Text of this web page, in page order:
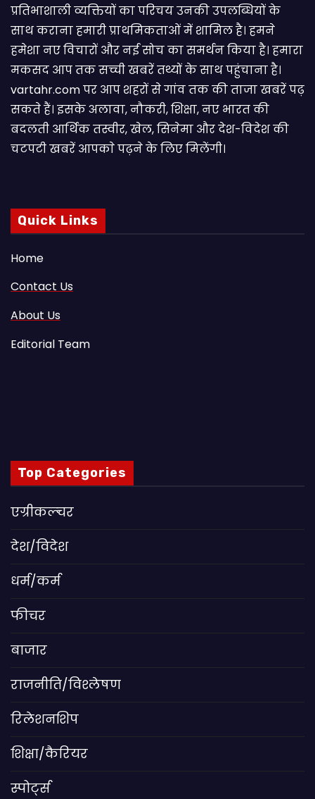
प्रतिभाशाली व्यक्तियों का परिचय उनकी उपलब्धियों के
साथ कराना हमारी प्राथमिकताओं में शामिल है। हमने
हमेशा नए विचारों और नई सोच का समर्थन किया है। हमारा
मकसद आप तक सच्ची खबरें तथ्यों के साथ पहुंचाना है।
vartahr.com पर आप शहरों से गांव तक की ताजा खबरें पढ़
सकते हैं। इसके अलावा, नौकरी, शिक्षा, नए भारत की
बदलती आर्थिक तस्वीर, खेल, सिनेमा और देश-विदेश की
चटपटी खबरें आपकाे पढ़ने के लिए मिलेंगी।
Quick Links
Home
Contact Us
About Us
Editorial Team
Top Categories
एग्रीकल्चर
देश/विदेश
धर्म/कर्म
फीचर
बाजार
राजनीति/विश्लेषण
रिलेशनशिप
शिक्षा/कैरियर
स्पोर्ट्स